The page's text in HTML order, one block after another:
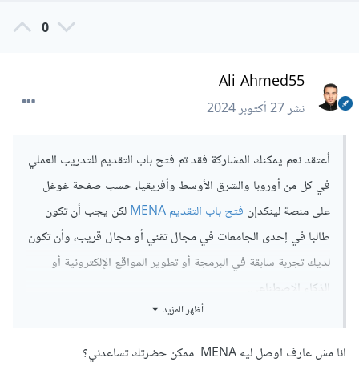
0
Ali Ahmed55
نشر27 أكتوبر 2024
أعتقد نعم يمكنك المشاركة فقد تم فتح باب التقديم للتدريب العملي
في كل من أوروبا والشرق الأوسط وأفريقيا، حسب صفحة غوغل
على منصة لينكدإن فتح باب التقديم MENA
لكن يجب أن تكون
طالبا في إحدى الجامعات في مجال تقني أو مجال قريب، وأن تكون
لديك تجربة سابقة في البرمجة أو تطوير المواقع الإلكترونية أو
الذكاء الاصطناعي.
أظهر المزيد
انا مش عارف اوصل ليه MENA ممكن حضرتك تساعدني؟